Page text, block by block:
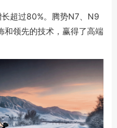
超过80%。腾势N7、N9
和领先的技术，赢得了高端